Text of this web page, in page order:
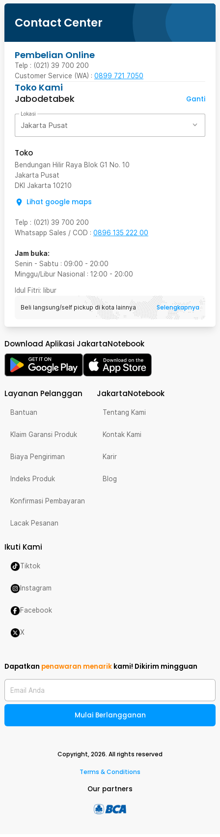
Contact Center
Pembelian Online
Telp : (021) 39 700 200
Customer Service (WA) : 0899 721 7050
Toko Kami
Jabodetabek
Ganti
Lokasi
Jakarta Pusat
Toko
Bendungan Hilir Raya Blok G1 No. 10
Jakarta Pusat
DKI Jakarta 10210
Lihat google maps
Telp : (021) 39 700 200
Whatsapp Sales / COD : 0896 135 222 00
Jam buka:
Senin - Sabtu : 09:00 - 20:00
Minggu/Libur Nasional : 12:00 - 20:00
Idul Fitri: libur
Beli langsung/self pickup di kota lainnya Selengkapnya
Download Aplikasi JakartaNotebook
Layanan Pelanggan
Bantuan
Klaim Garansi Produk
Biaya Pengiriman
Indeks Produk
Konfirmasi Pembayaran
Lacak Pesanan
JakartaNotebook
Tentang Kami
Kontak Kami
Karir
Blog
Ikuti Kami
Tiktok
Instagram
Facebook
X
Dapatkan penawaran menarik kami! Dikirim mingguan
Email Anda
Mulai Berlangganan
Copyright,2026. All rights reserved
Terms & Conditions
Our partners